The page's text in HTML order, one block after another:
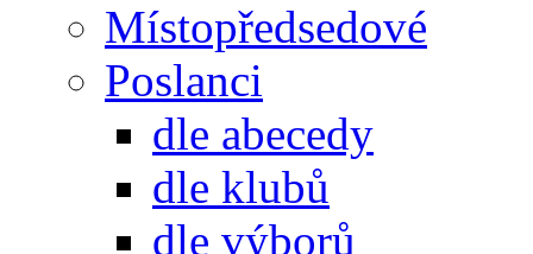
Místopředsedové
Poslanci
dle abecedy
dle klubů
dle výborů